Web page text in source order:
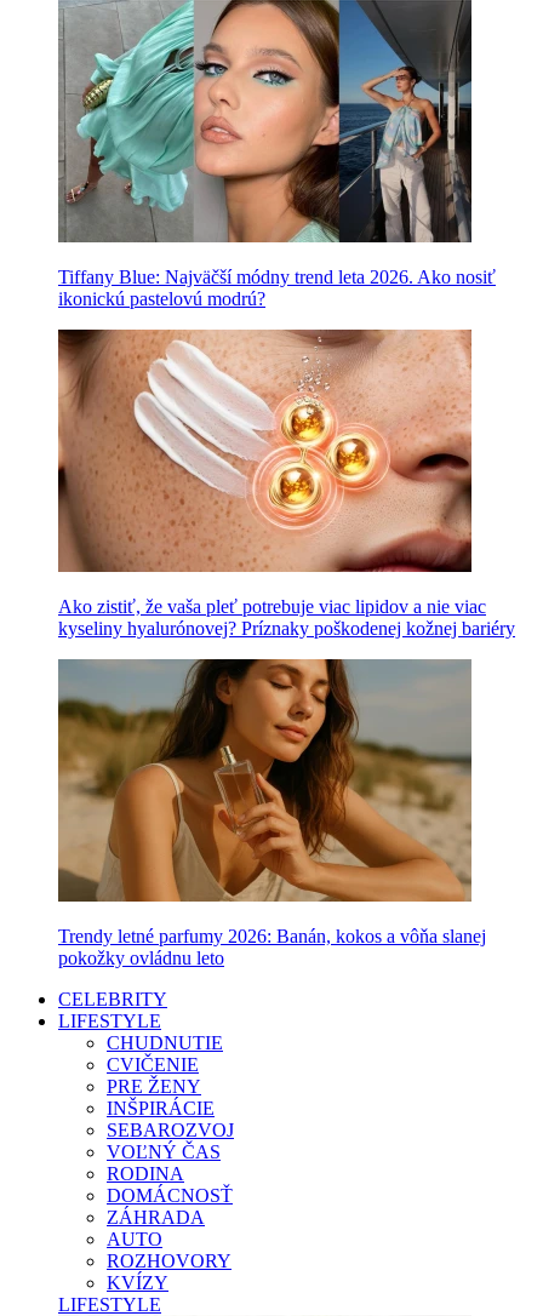
Tiffany Blue: Najväčší módny trend leta 2026. Ako nosiť
ikonickú pastelovú modrú?
Ako zistiť, že vaša pleť potrebuje viac lipidov a nie viac
kyseliny hyalurónovej? Príznaky poškodenej kožnej bariéry
Trendy letné parfumy 2026: Banán, kokos a vôňa slanej
pokožky ovládnu leto
CELEBRITY
LIFESTYLE
CHUDNUTIE
CVIČENIE
PRE ŽENY
INŠPIRÁCIE
SEBAROZVOJ
VOĽNÝ ČAS
RODINA
DOMÁCNOSŤ
ZÁHRADA
AUTO
ROZHOVORY
KVÍZY
LIFESTYLE